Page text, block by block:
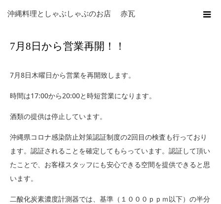
沖縄料理としゃぶしゃぶのお店 赤瓦
ブログ
未分類 7月8日から営業再開！！
7月8日から営業再開！！
7月8日木曜日から営業を再開致します。
時間は17:00から20:00と時短営業になります。
酒類の提供は停止しています。
沖縄県コロナ感染防止対策認証制度の2回目の検査も行っており
ます。認証されることを確定してもらっています。認証して頂い
たことで、お客様スタッフにも安心できる空間を提供できると思
います。
二酸化炭素濃度計測器では、基準（１０００ｐｐｍ以下）の半分